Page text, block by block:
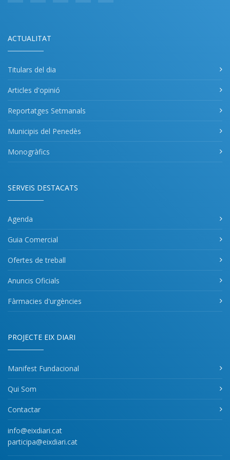
ACTUALITAT
Titulars del dia
Articles d'opinió
Reportatges Setmanals
Municipis del Penedès
Monogràfics
SERVEIS DESTACATS
Agenda
Guia Comercial
Ofertes de treball
Anuncis Oficials
Fàrmacies d'urgències
PROJECTE EIX DIARI
Manifest Fundacional
Qui Som
Contactar
info@eixdiari.cat
participa@eixdiari.cat